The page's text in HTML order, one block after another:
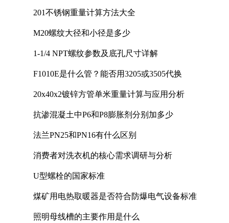
201不锈钢重量计算方法大全
M20螺纹大径和小径是多少
1-1/4 NPT螺纹参数及底孔尺寸详解
F1010E是什么管？能否用3205或3505代换
20x40x2镀锌方管单米重量计算与应用分析
抗渗混凝土中P6和P8膨胀剂分别加多少
法兰PN25和PN16有什么区别
消费者对洗衣机的核心需求调研与分析
U型螺栓的国家标准
煤矿用电热取暖器是否符合防爆电气设备标准
照明母线槽的主要作用是什么